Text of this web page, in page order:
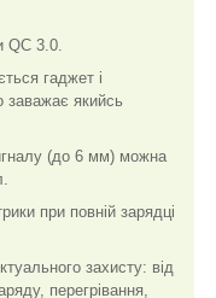
QC 3.0.
гаджет і
заважає якийсь
(до 6 мм) можна
при повній зарядці
захисту: від
перегрівання,